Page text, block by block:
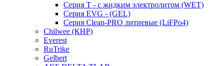
Серия T - с жидким электролитом (WET)
Серия EVG - (GEL)
Серия Clean-PRO литиевые (LiFPo4)
Chilwee (КНР)
Everest
RuTrike
Gelbert